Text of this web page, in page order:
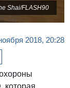
Shai/FLASH90
2018, 20:28